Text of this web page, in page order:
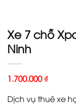
Xe 7 chỗ
Ninh
1.700.000 ₫
Dịch vụ thuê xe